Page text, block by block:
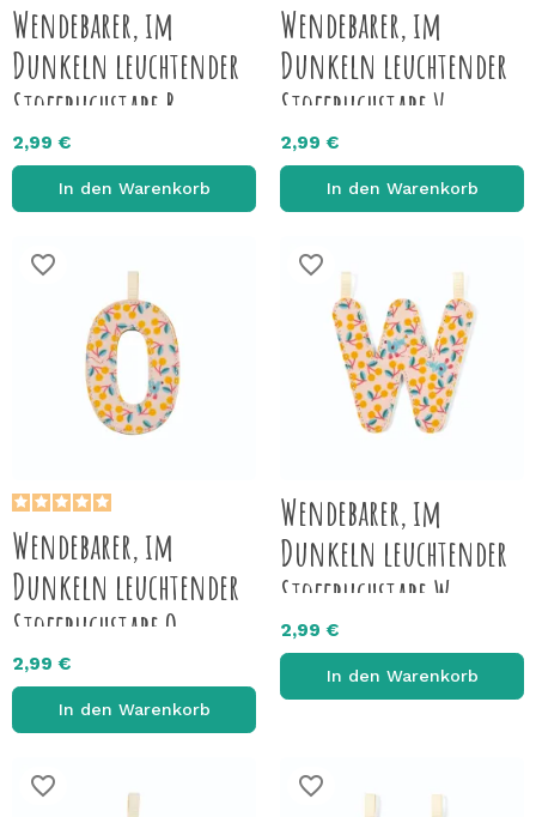
Wendebarer, im
Dunkeln leuchtender
Stoffbuchstabe R
2,99 €
In den Warenkorb
Wendebarer, im
Dunkeln leuchtender
Stoffbuchstabe V
2,99 €
In den Warenkorb
favorite_border
Wendebarer, im
Dunkeln leuchtender
Stoffbuchstabe O
2,99 €
In den Warenkorb
favorite_border
Wendebarer, im
Dunkeln leuchtender
Stoffbuchstabe W
2,99 €
In den Warenkorb
favorite_border favorite_border